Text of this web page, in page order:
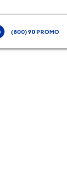
(800) 90 PROMO